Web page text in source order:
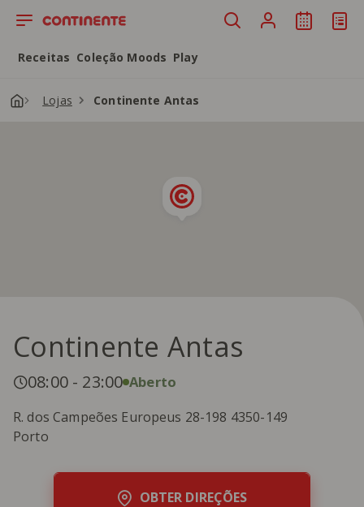
Saltar para o conteúdo principal
Receitas Coleção Moods Play
Lojas Continente Antas
Continente Antas
08:00 - 23:00 Aberto
R. dos Campeões Europeus 28-198 4350-149
Porto
OBTER DIREÇÕES